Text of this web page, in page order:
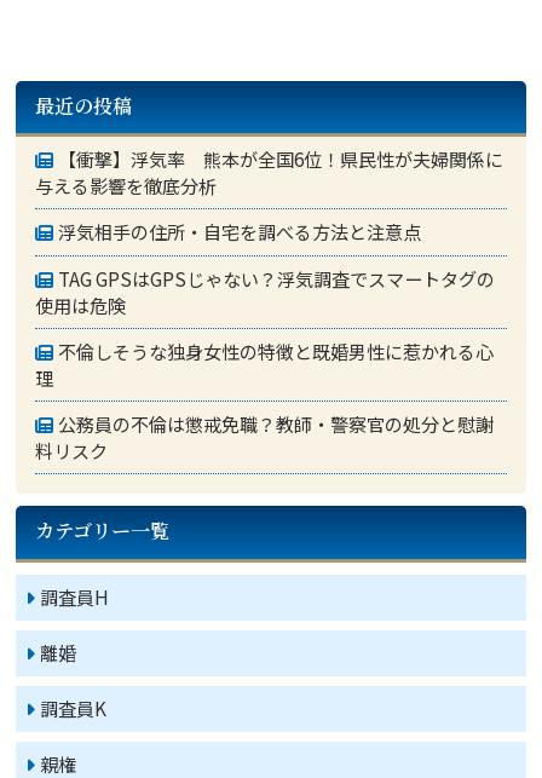
最近の投稿
【衝撃】浮気率 熊本が全国6位！県民性が夫婦関係に
与える影響を徹底分析
浮気相手の住所・自宅を調べる方法と注意点
TAG GPSはGPSじゃない？浮気調査でスマートタグの
使用は危険
不倫しそうな独身女性の特徴と既婚男性に惹かれる心
理
公務員の不倫は懲戒免職？教師・警察官の処分と慰謝
料リスク
カテゴリー一覧
調査員H
離婚
調査員K
親権